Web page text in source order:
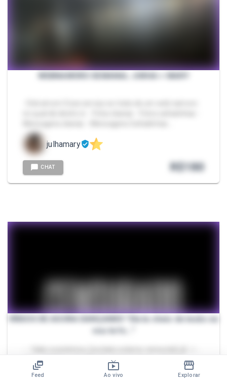
Feed Ao vivo Explorar
WEBNAMORO SEMANAL JUKHA + MARY
julhamary
CHAT R$180
VÍDEOS DE AGORA DANÇANDO "Ela ta cheio de tesão eu
•マ.ᐟ - 3 Vídeos de julho !!! - Lingerie bege, natural -
Dançando - Decote, costas marcada, bumbum c…